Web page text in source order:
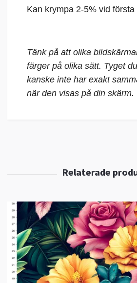
Kan krympa 2-5% vid första
Tänk på att olika
färger på olika sätt. Tyget
kanske inte har exakt
när den visas på din skärm.